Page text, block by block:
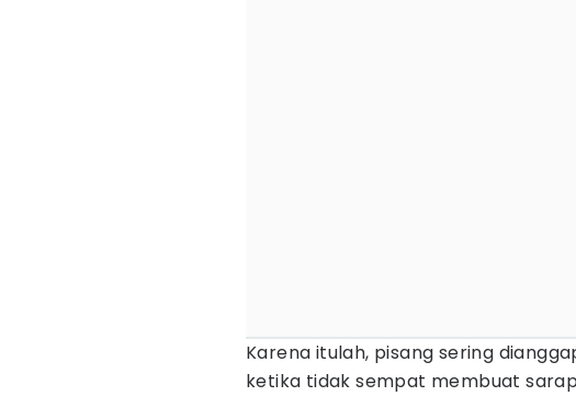
Karena itulah, pisang sering
ketika tidak sempat membuat